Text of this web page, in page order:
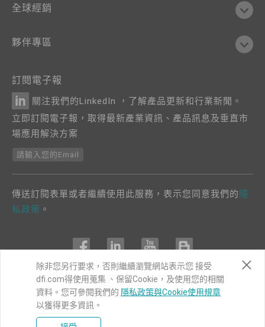
全球經銷
夥伴專區
訂閱電子報
關注我們的LinkedIn ，了解產品更新和行業新聞。
立即訂閱電子報，取得最新產業資訊、產品訊息及垂直市
場應用解決方案
請輸入您的Email
傳送訂閱表單或者繼續使用此服務，表示您同意我們的 隱
私政策 。
COPYRIGHT©DFI2024. ALL RIGHTS RESERVED.
|隱私權政策
除非您另行要求，否則繼續瀏覽網站表示您 接受
dfi.com得使用蒐集 、保留Cookie，及使用您的相關
資料。您可參閱我們的 隱私政策與Cookie使用規章
以獲得更多資訊。